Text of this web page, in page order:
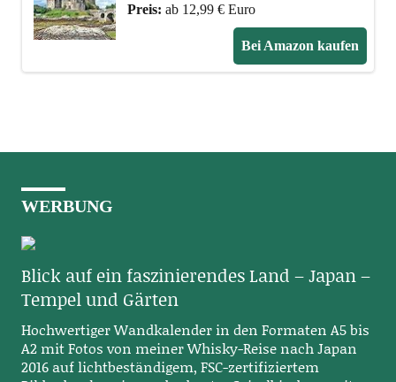
Preis: ab 12,99 € Euro
Bei Amazon kaufen
WERBUNG
Blick auf ein faszinierendes Land – Japan –
Tempel und Gärten
Hochwertiger Wandkalender in den Formaten A5 bis
A2 mit Fotos von meiner Whisky-Reise nach Japan
2016 auf lichtbeständigem, FSC-zertifiziertem